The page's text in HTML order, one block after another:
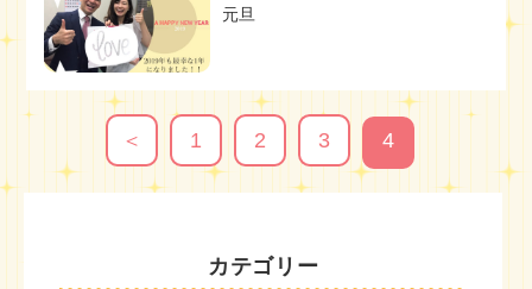
カテゴリー
元旦
＜ 1 2 3 4